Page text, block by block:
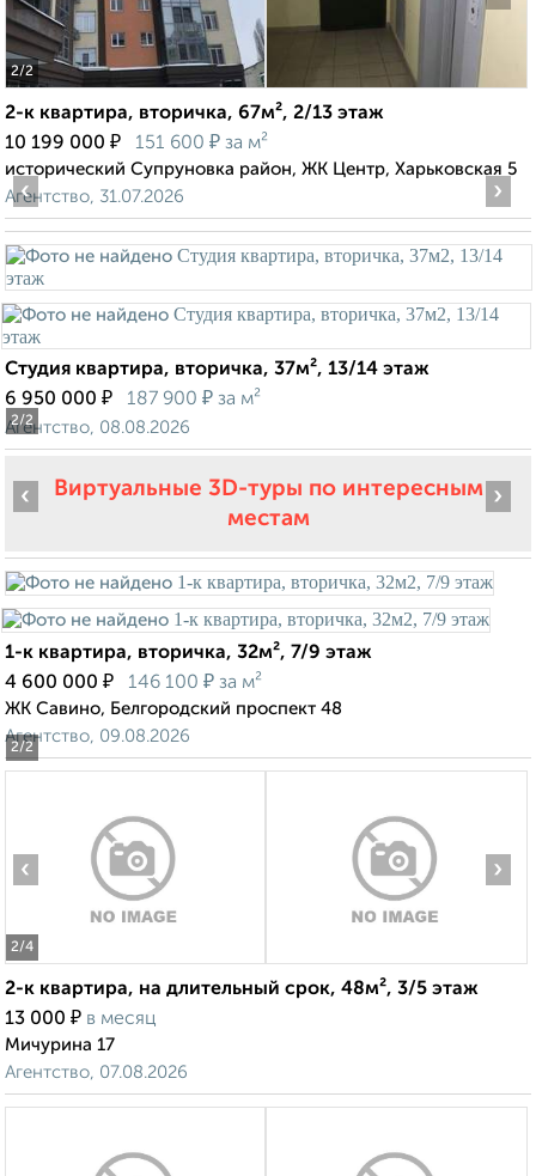
2/2
2-к квартира, вторичка, 67м², 2/13 этаж
10 199 000 ₽ 151 600 ₽ за м²
исторический Супруновка район, ЖК Центр, Харьковская 5
Агентство, 31.07.2026
2/2
‹ ›
Студия квартира, вторичка, 37м², 13/14 этаж
6 950 000 ₽ 187 900 ₽ за м²
Агентство, 08.08.2026
Виртуальные 3D-туры по интересным
местам
2/2
‹ ›
1-к квартира, вторичка, 32м², 7/9 этаж
4 600 000 ₽ 146 100 ₽ за м²
ЖК Савино, Белгородский проспект 48
Агентство, 09.08.2026
2/4
‹ ›
2-к квартира, на длительный срок, 48м², 3/5 этаж
13 000 ₽ в месяц
Мичурина 17
Агентство, 07.08.2026